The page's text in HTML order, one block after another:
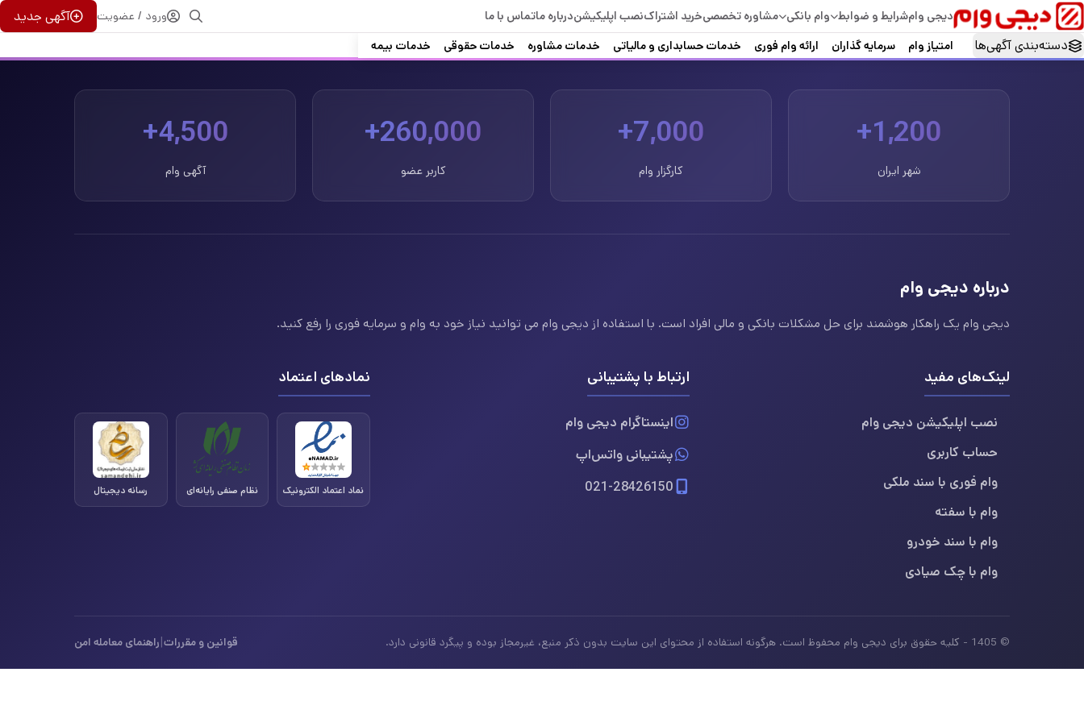
دیجی وامشرایط و ضوابط وام بانکی مشاوره تخصصیخرید اشتراکنصب اپلیکیشندرباره ماتماس با ما ورود / عضویت
آگهی جدید
دسته‌بندی آگهی‌ها
امتیاز وام سرمایه گذاران ارائه وام فوری خدمات حسابداری و مالیاتی خدمات مشاوره خدمات حقوقی خدمات بیمه
1,200+
شهر ایران
7,000+
کارگزار وام
260,000+
کاربر عضو
4,500+
آگهی وام
درباره دیجی وام
دیجی وام یک راهکار هوشمند برای حل مشکلات بانکی و مالی افراد است. با استفاده از دیجی وام می توانید نیاز خود به وام و سرمایه فوری را رفع کنید.
لینک‌های مفید
نصب اپلیکیشن دیجی وام
حساب کاربری
وام فوری با سند ملکی
وام با سفته
وام با سند خودرو
وام با چک صیادی
ارتباط با پشتیبانی
اینستاگرام دیجی وام
پشتیبانی واتس‌اپ
021-28426150
نمادهای اعتماد
نماد اعتماد الکترونیک نظام صنفی رایانه‌ای رسانه دیجیتال
© 1405 - کلیه حقوق برای دیجی وام محفوظ است. هرگونه استفاده از محتوای این سایت بدون ذکر منبع، غیرمجاز بوده و پیگرد قانونی دارد. قوانین و مقررات|راهنمای معامله امن